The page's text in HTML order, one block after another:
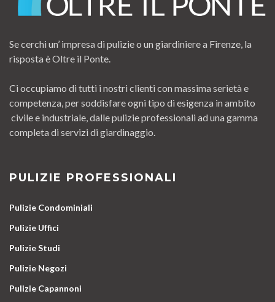
Se cerchi un’ impresa di pulizie o un giardiniere a Firenze, la
risposta è Oltre il Ponte.
Ci occupiamo di tutti i nostri clienti con massima serietà e
competenza, per soddisfare ogni tipo di esigenza in ambito
civile e industriale, dalle pulizie professionali ad una gamma
completa di servizi di giardinaggio.
PULIZIE PROFESSIONALI
Pulizie Condominiali
Pulizie Uffici
Pulizie Studi
Pulizie Negozi
Pulizie Capannoni